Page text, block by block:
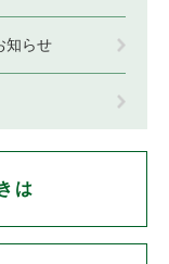
知らせ
は